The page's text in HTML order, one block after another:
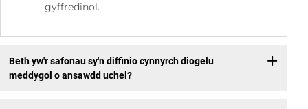
gyffredinol.
Beth yw'r safonau sy'n diffinio cynnyrch diogelu
meddygol o ansawdd uchel?